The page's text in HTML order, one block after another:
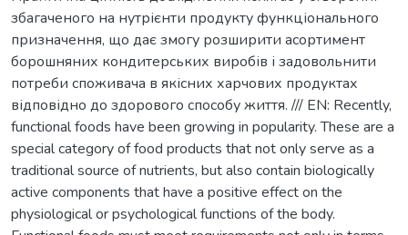
збагаченого на нутрієнти продукту функціонального
призначення, що дає змогу розширити асортимент
борошняних кондитерських виробів і задовольнити
потреби споживача в якісних харчових продуктах
відповідно до здорового способу життя. /// EN: Recently,
functional foods have been growing in popularity. These are a
special category of food products that not only serve as a
traditional source of nutrients, but also contain biologically
active components that have a positive effect on the
physiological or psychological functions of the body.